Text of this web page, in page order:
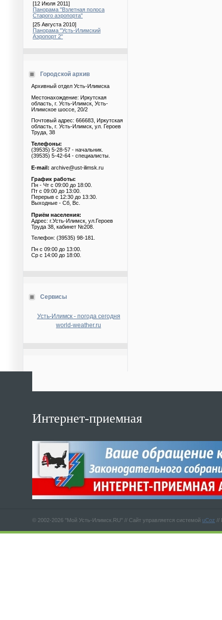
[12 Июля 2011]
Панорама "Взлетная полоса
Старого аэропорта"
[25 Августа 2010]
Панорама "Усть-Илимский
Аэропорт 2"
Городской архив
Архивный отдел Усть-Илимска
Местонахождение: Иркутская
область, г. Усть-Илимск, Усть-
Илимское шоссе, 20/2
Почтовый адрес: 666683, Иркутская
область, г. Усть-Илимск, ул. Героев
Труда, 38
Телефоны:
(39535) 5-28-57 - начальник.
(39535) 5-42-64 - специалисты.
E-mail: archive@ust-ilimsk.ru
График работы:
Пн - Чт с 09:00 до 18:00.
Пт с 09:00 до 13:00.
Перерыв с 12:30 до 13:30.
Выходные - Сб, Вс.
Приём населения:
Адрес: г.Усть-Илимск, ул.Героев
Труда 38, кабинет №208.
Телефон: (39535) 98-181.
Пн с 09:00 до 13:00.
Ср с 14:00 до 18:00.
Сервисы
Усть-Илимск - погода сегодня
world-weather.ru
Интернет-приемная
© 2002-2026 "Мой Усть-Илимск.RU" // Сайт управляется системой uCoz //